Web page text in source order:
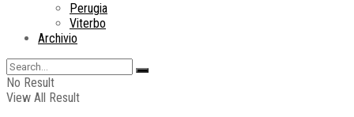
Perugia
Viterbo
Archivio
No Result
View All Result